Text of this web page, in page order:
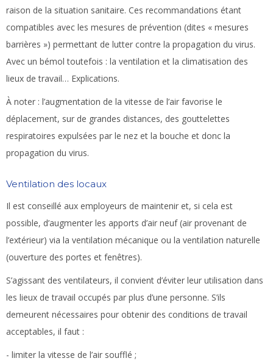
raison de la situation sanitaire. Ces recommandations étant
compatibles avec les mesures de prévention (dites « mesures
barrières ») permettant de lutter contre la propagation du virus.
Avec un bémol toutefois : la ventilation et la climatisation des
lieux de travail… Explications.
À noter : l’augmentation de la vitesse de l’air favorise le
déplacement, sur de grandes distances, des gouttelettes
respiratoires expulsées par le nez et la bouche et donc la
propagation du virus.
Ventilation des locaux
Il est conseillé aux employeurs de maintenir et, si cela est
possible, d’augmenter les apports d’air neuf (air provenant de
l’extérieur) via la ventilation mécanique ou la ventilation naturelle
(ouverture des portes et fenêtres).
S’agissant des ventilateurs, il convient d’éviter leur utilisation dans
les lieux de travail occupés par plus d’une personne. S’ils
demeurent nécessaires pour obtenir des conditions de travail
acceptables, il faut :
- limiter la vitesse de l’air soufflé ;